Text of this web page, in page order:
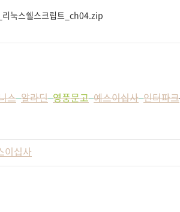
리눅스쉘스크립트_ch04.zip
스 알라딘 영풍문고 예스이십사 인터파크
이십사